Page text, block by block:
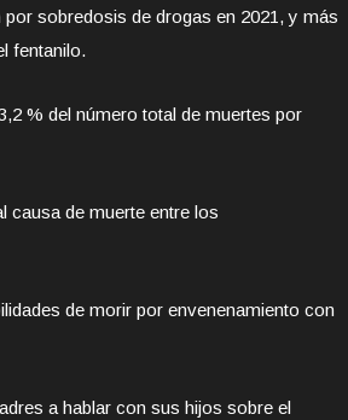
sobredosis de drogas en 2021, y más
fentanilo.
% del número total de muertes por
causa de muerte entre los
de morir por envenenamiento con
a hablar con sus hijos sobre el